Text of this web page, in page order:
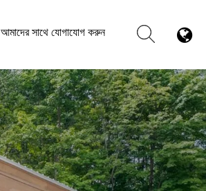
আমাদের সাথে যোগাযোগ করুন